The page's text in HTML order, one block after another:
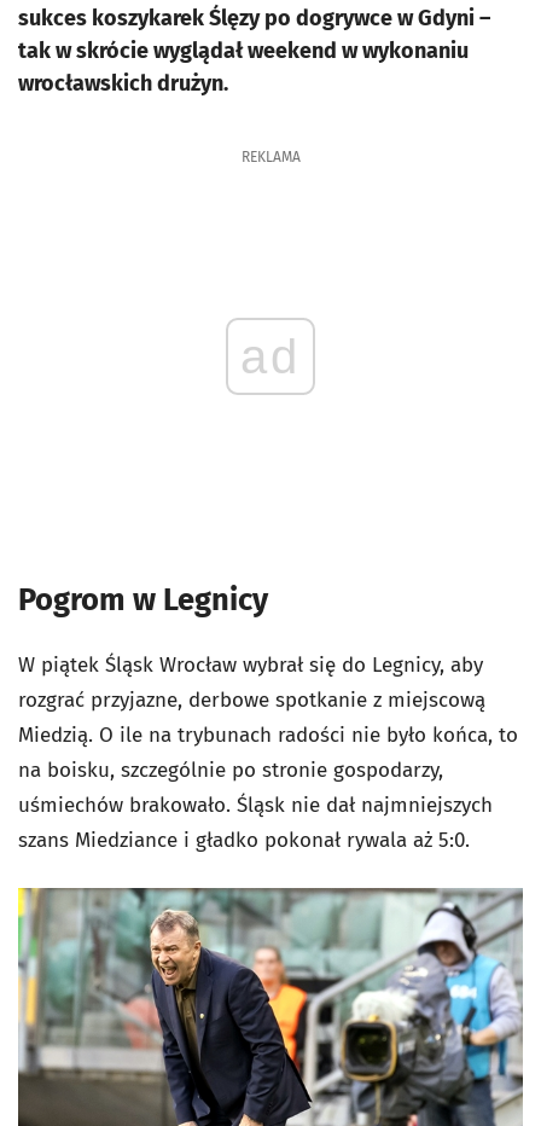
sukces koszykarek Ślęzy po dogrywce w Gdyni –
tak w skrócie wyglądał weekend w wykonaniu
wrocławskich drużyn.
REKLAMA
ad
Pogrom w Legnicy
W piątek Śląsk Wrocław wybrał się do Legnicy, aby
rozgrać przyjazne, derbowe spotkanie z miejscową
Miedzią. O ile na trybunach radości nie było końca, to
na boisku, szczególnie po stronie gospodarzy,
uśmiechów brakowało. Śląsk nie dał najmniejszych
szans Miedziance i gładko pokonał rywala aż 5:0.